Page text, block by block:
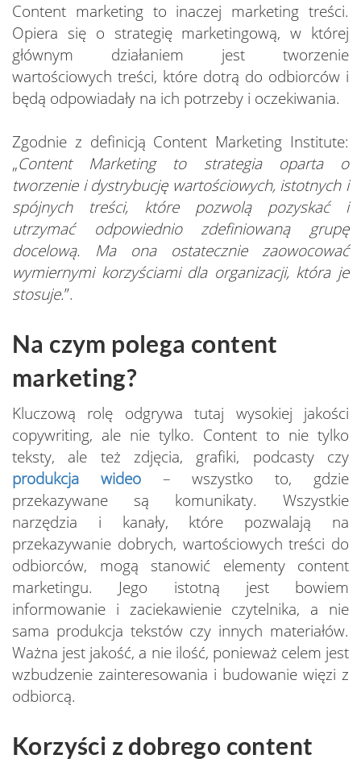
Content marketing to inaczej marketing treści.
Opiera się o strategię marketingową, w której
głównym działaniem jest tworzenie
wartościowych treści, które dotrą do odbiorców i
będą odpowiadały na ich potrzeby i oczekiwania.
Zgodnie z definicją Content Marketing Institute:
„Content Marketing to strategia oparta o
tworzenie i dystrybucję wartościowych, istotnych i
spójnych treści, które pozwolą pozyskać i
utrzymać odpowiednio zdefiniowaną grupę
docelową. Ma ona ostatecznie zaowocować
wymiernymi korzyściami dla organizacji, która je
stosuje.”.
Na czym polega content
marketing?
Kluczową rolę odgrywa tutaj wysokiej jakości
copywriting, ale nie tylko. Content to nie tylko
teksty, ale też zdjęcia, grafiki, podcasty czy
produkcja wideo– wszystko to, gdzie
przekazywane są komunikaty. Wszystkie
narzędzia i kanały, które pozwalają na
przekazywanie dobrych, wartościowych treści do
odbiorców, mogą stanowić elementy content
marketingu. Jego istotną jest bowiem
informowanie i zaciekawienie czytelnika, a nie
sama produkcja tekstów czy innych materiałów.
Ważna jest jakość, a nie ilość, ponieważ celem jest
wzbudzenie zainteresowania i budowanie więzi z
odbiorcą.
Korzyści z dobrego content